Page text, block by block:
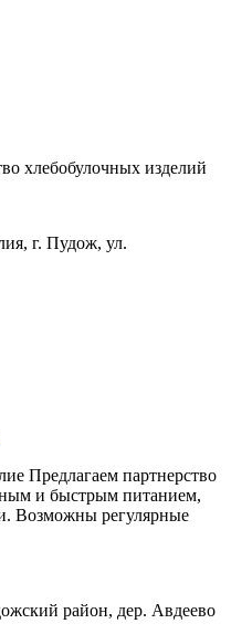
изделий
г. Пудож, ул.
Предлагаем партнерство
и быстрым питанием,
Возможны регулярные
район, дер. Авдеево